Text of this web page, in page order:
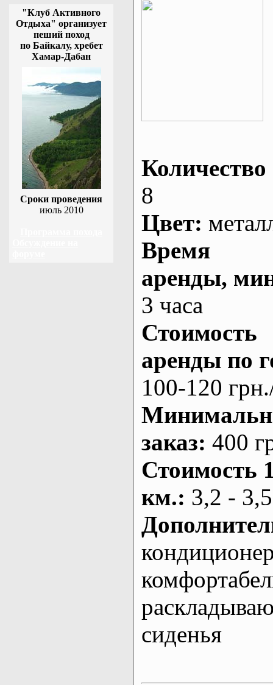
"Клуб Активного
Отдыха" организует
пеший поход
по Байкалу, хребет
Хамар-Дабан
Сроки проведения
июль 2010
Количество
8
Цвет:
Время
аренды,
3 часа
Стоимость
аренды по
100-120
заказ: 400
Стоимость
км.: 3,2 -
сиденья